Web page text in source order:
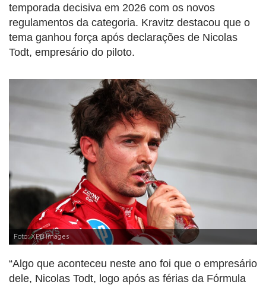
temporada decisiva em 2026 com os novos
regulamentos da categoria. Kravitz destacou que o
tema ganhou força após declarações de Nicolas
Todt, empresário do piloto.
Foto: XPB Images
“Algo que aconteceu neste ano foi que o empresário
dele, Nicolas Todt, logo após as férias da Fórmula